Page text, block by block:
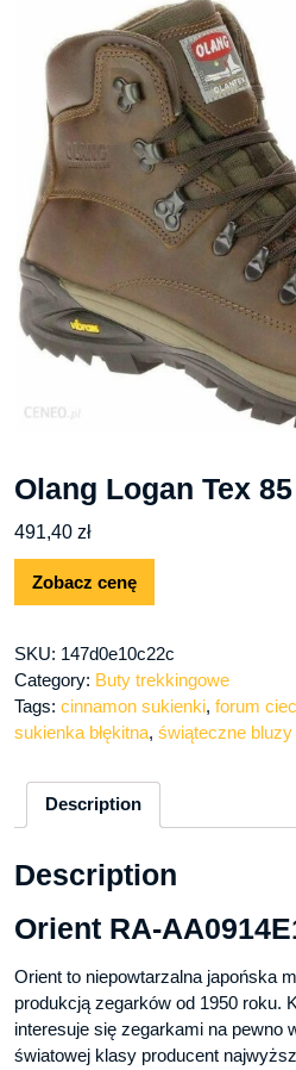
Olang Logan Tex
491,40 zł
Zobacz cenę
SKU: 147d0e10c22c
Category: Buty trekkingowe
Tags: cinnamon sukienki, forum
sukienka błękitna, świąteczne bluzy
Description
Description
Orient RA-
Orient to niepowtarzalna japońska
produkcją zegarków od 1950 roku.
interesuje się zegarkami na pewno
światowej klasy producent